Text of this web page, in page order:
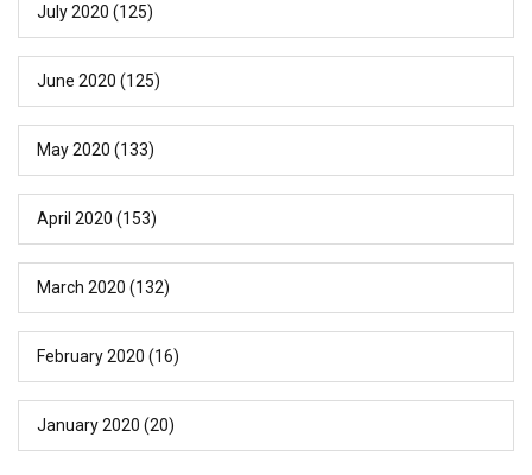
July 2020 (125)
June 2020 (125)
May 2020 (133)
April 2020 (153)
March 2020 (132)
February 2020 (16)
January 2020 (20)